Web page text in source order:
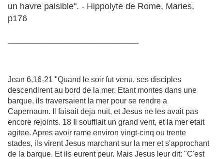
un havre paisible". - Hippolyte de Rome, Maries,
p176
Jean 6,16-21 "Quand le soir fut venu, ses disciples
descendirent au bord de la mer. Etant montes dans une
barque, ils traversaient la mer pour se rendre a
Capernaum. Il faisait deja nuit, et Jesus ne les avait pas
encore rejoints. 18 Il soufflait un grand vent, et la mer etait
agitee. Apres avoir rame environ vingt-cinq ou trente
stades, ils virent Jesus marchant sur la mer et s'approchant
de la barque. Et ils eurent peur. Mais Jesus leur dit: "C'est